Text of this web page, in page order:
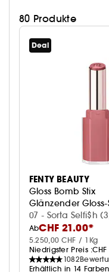
80 Produkte
Deal
FENTY BEAUTY
Gloss Bomb Stix
Glänzender Gloss-
07 - Sorta Selfi$h
AbCHF 21.00*
5.250,00 CHF / 1Kg
Niedrigster Preis :CHF
1082
Erhältlich in 14 Farben